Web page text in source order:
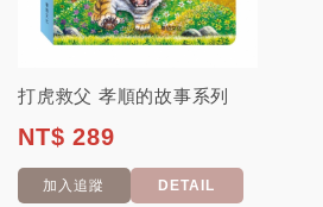
打虎救父 孝順的故事系列
NT$ 289
加入追蹤 DETAIL